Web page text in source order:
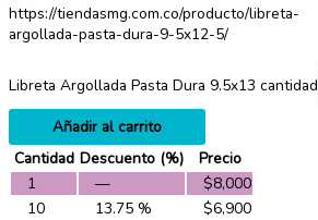
https://tiendasmg.com.co/producto/libreta-
argollada-pasta-dura-9-5x12-5/
Libreta Argollada Pasta Dura 9.5x13 cantidad
Añadir al carrito
Cantidad Descuento (%)
Precio
1
— $8,000
10
13.75 % $6,900